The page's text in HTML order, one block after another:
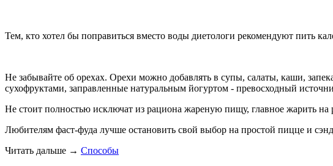
Тем, кто хотел бы поправиться вместо воды диетологи рекомендуют пить
Не забывайте об орехах. Орехи можно добавлять в супы, салаты, каши,
сухофруктами, заправленные натуральным йогуртом - превосходный
Не стоит полностью исключат из рациона жареную пищу, главное жарить на
Любителям фаст-фуда лучше остановить свой выбор на простой пицце и
Читать дальше → Способы